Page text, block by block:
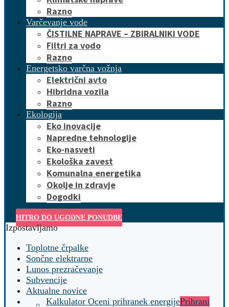
Razno
Varčevanje vode
ČISTILNE NAPRAVE – ZBIRALNIKI VODE
Filtri za vodo
Razno
Energetsko varčna vožnja
Električni avto
Hibridna vozila
Razno
Ekologija
Eko inovacije
Napredne tehnologije
Eko-nasveti
Ekološka zavest
Komunalna energetika
Okolje in zdravje
Dogodki
HITRO DO UGODNE PONUDBE
Izpostavljamo
Toplotne črpalke
Sončne elektrarne
Lunos prezračevanje
Subvencije
Aktualne novice
Kalkulator Oceni prihranek energijePrihrani